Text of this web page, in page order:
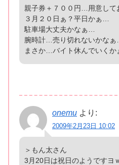
親子券＋７００円…用意して
３月２０日ぁ？平日かぁ…
駐車場大丈夫かなぁ…
腕時計…売り切れないかな
まさか…バイト休んでいく
onemu より:
2009年2月23日 10:02
＞もん太さん
3月20日は祝日のようです